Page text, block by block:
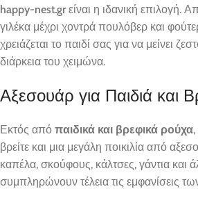
happy-nest.gr είναι η ιδανική επιλογή.
γιλέκα μέχρι χοντρά πουλόβερ και
χρειάζεται το παιδί σας για να μείνει
διάρκεια του χειμώνα.
Αξεσουάρ για Παιδιά και
Εκτός από παιδικά και βρεφικά ρούχα
βρείτε και μια μεγάλη ποικιλία από
καπέλα, σκούφους, κάλτσες, γάντια και
συμπληρώνουν τέλεια τις εμφανίσεις